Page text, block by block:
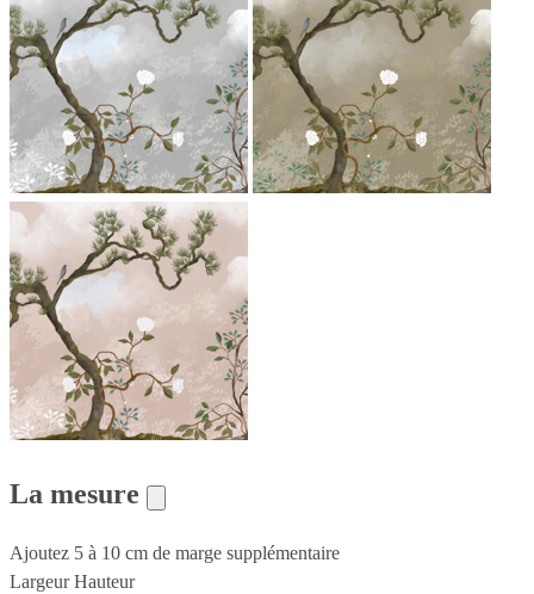
La mesure
Ajoutez 5 à 10 cm de marge supplémentaire
Largeur Hauteur